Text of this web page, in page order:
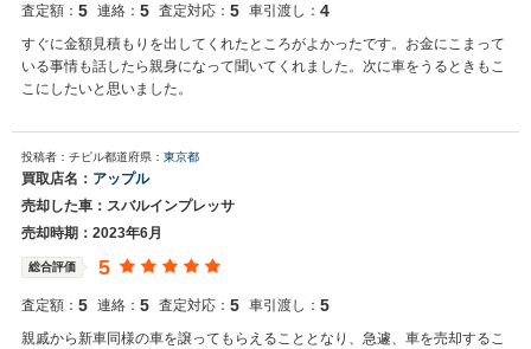
査定額： 5 連絡： 5 査定対応： 5 車引渡し： 4
すぐに金額見積もりを出してくれたところがよかったです。お金にこまって
いる事情も話したら親身になって聞いてくれました。次に車をうるときもこ
こにしたいと思いました。
投稿者：チピル都道府県： 東京都
買取店名： アップル
売却した車：スバルインプレッサ
売却時期：2023年6月
総合評価 5
査定額： 5 連絡： 5 査定対応： 5 車引渡し： 5
親戚から新車同様の車を譲ってもらえることとなり、急遽、車を売却するこ